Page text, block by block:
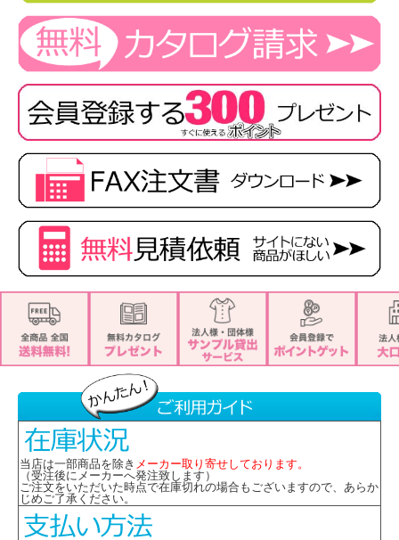
当店は一部商品を除き メーカー取り寄せしております。
（受注後にメーカーへ発注致します）
ご注文をいただいた時点で在庫切れの場合もございますので、あらか
じめご了承ください。